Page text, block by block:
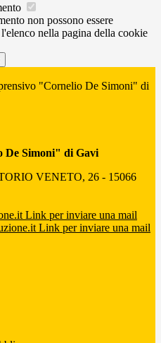
non possono essere
nella pagina della cookie
"Cornelio De Simoni" di
De Simoni" di Gavi
VENETO, 26 - 15066
Link per inviare una mail
Link per inviare una mail